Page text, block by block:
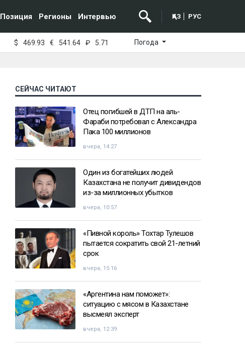
Позиция Регионы Интервью ҚАЗ РУС
$ 469.93 € 541.64 ₽ 5.71 Погода
СЕЙЧАС ЧИТАЮТ
Отец погибшей в ДТП на аль-
Фараби потребовал с Александра
Пака 100 миллионов
вчера, 14:27
Один из богатейших людей
Казахстана не получит дивидендов
из-за миллионных убытков
вчера, 10:57
«Пивной король» Тохтар Тулешов
пытается сократить свой 21-летний
срок
вчера, 15:16
«Аргентина нам поможет»:
ситуацию с мясом в Казахстане
высмеял эксперт
вчера, 12:39